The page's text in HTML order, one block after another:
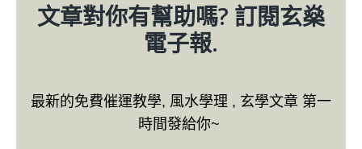
文章對你有幫助嗎? 訂閱玄燊
電子報.
最新的免費催運教學, 風水學理 , 玄學文章 第一
時間發給你~